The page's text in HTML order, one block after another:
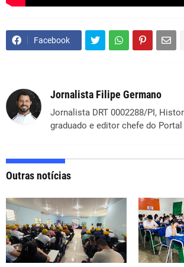
Facebook
Jornalista Filipe Germano
Jornalista DRT 0002288/PI,
graduado e editor chefe do
Outras notícias